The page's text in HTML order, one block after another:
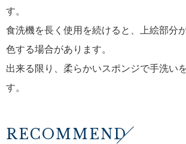
す。
食洗機を長く使用を続けると、上絵部分
色する場合があります。
出来る限り、柔らかいスポンジで手洗い
す。
RECOMMEND